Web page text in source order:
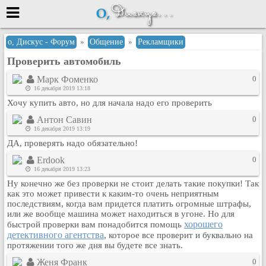
Меню
или войти через
Вход с 7ooo.ru
Регистрация
Забыли пароль?
Данные авторизации одинаковые с
сайтом 7ooo.ru
Форумы
Главная
Поиск
Новые сообщения
Беседы
Игры
о, Дискус - Форум » Общение » Рекламщики
Проверить автомобиль
Марк Фоменко
16 декабря 2019 13:18
0
Хочу купить авто, но для начала надо его проверить
Антон Савин
16 декабря 2019 13:19
0
ДА, проверять надо обязательно!
Erdook
16 декабря 2019 13:23
0
Ну конечно же без проверки не стоит делать такие покупки! Так
как это может привести к каким-то очень неприятным
последствиям, когда вам придется платить огромные штрафы,
или же вообще машина может находиться в угоне. Но для
быстрой проверки вам понадобится помощь хорошего
детективного агентства, которое все проверит и буквально на
протяжении того же дня вы будете все знать.
Женя Франк 0